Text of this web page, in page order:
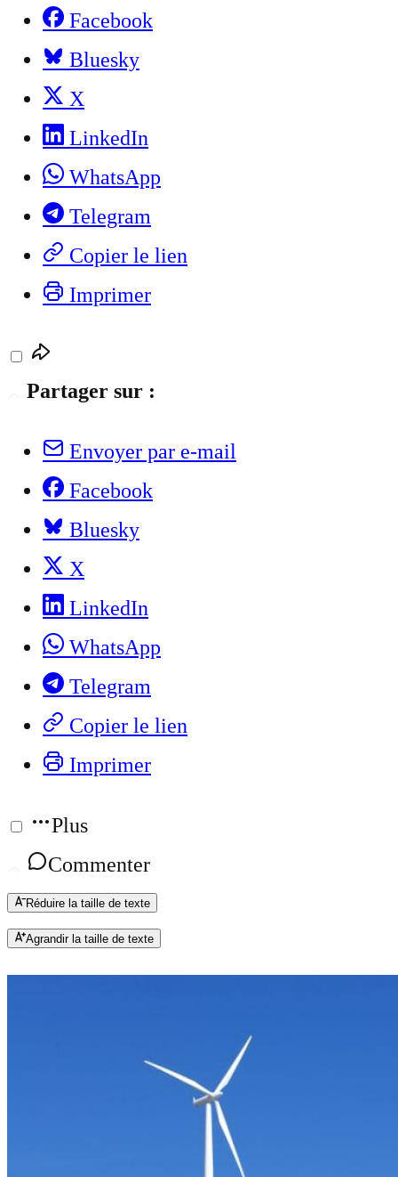
Facebook
Bluesky
X
LinkedIn
WhatsApp
Telegram
Copier le lien
Imprimer
Partager sur :
Envoyer par e-mail
Facebook
Bluesky
X
LinkedIn
WhatsApp
Telegram
Copier le lien
Imprimer
Plus
Commenter
Réduire la taille de texte
Agrandir la taille de texte